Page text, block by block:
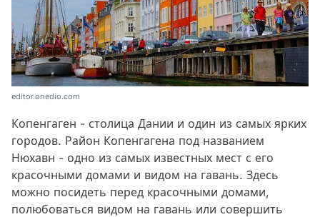
editor.onedio.com
Копенгаген - столица Дании и один из самых ярких
городов. Район Копенгагена под названием
Нюхавн - одно из самых известных мест с его
красочными домами и видом на гавань. Здесь
можно посидеть перед красочными домами,
полюбоваться видом на гавань или совершить